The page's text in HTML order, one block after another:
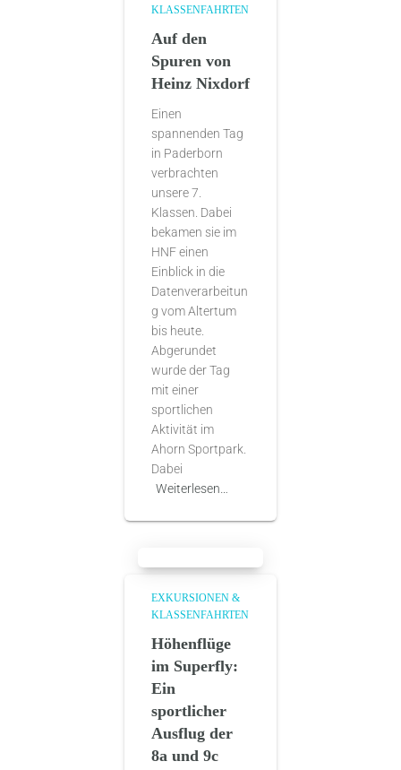
KLASSENFAHRTEN
Auf den
Spuren von
Heinz Nixdorf
Einen
spannenden Tag
in Paderborn
verbrachten
unsere 7.
Klassen. Dabei
bekamen sie im
HNF einen
Einblick in die
Datenverarbeitun
g vom Altertum
bis heute.
Abgerundet
wurde der Tag
mit einer
sportlichen
Aktivität im
Ahorn Sportpark.
Dabei
Weiterlesen…
EXKURSIONEN &
KLASSENFAHRTEN
Höhenflüge
im Superfly:
Ein
sportlicher
Ausflug der
8a und 9c